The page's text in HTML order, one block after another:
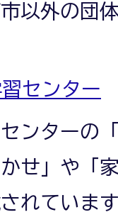
以外の団
センター
ンターの
せ」や「
れていま